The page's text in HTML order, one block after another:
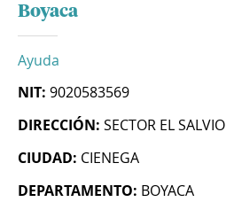
Boyaca
Ayuda
NIT: 9020583569
DIRECCIÓN: SECTOR EL SALVIO
CIUDAD: CIENEGA
DEPARTAMENTO: BOYACA